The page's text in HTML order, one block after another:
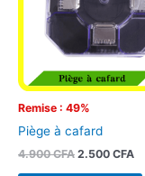
Remise : 49%
Piège à cafard
4.900CFA 2.500 CFA